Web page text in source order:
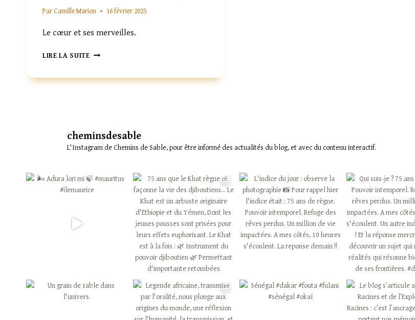
Par Camille Marion 16 février 2025
Le cœur et ses merveilles.
LIRE LA SUITELA
cheminsdesable
L'Instagram de Chemins de Sable, pour être informé des actualités du blog, et avec du contenu interactif.